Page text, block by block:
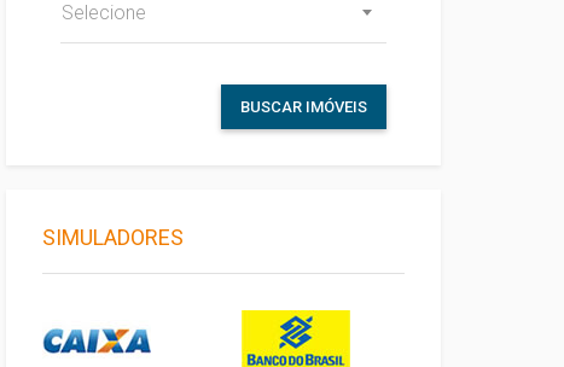
Selecione
BUSCAR IMÓVEIS
SIMULADORES